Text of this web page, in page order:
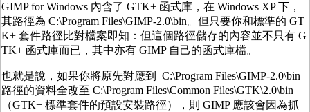
GIMP for Windows 內含了 GTK+ 函式庫，在 Windows XP 下，
其路徑為 C:\Program Files\GIMP-2.0\bin。但只要你和標準的 GT
K+ 套件路徑比對檔案即知：但這個路徑儲存的內容並不只有 G
TK+ 函式庫而已，其中亦有 GIMP 自己的函式庫檔。
也就是說，如果你將原先對應到 C:\Program Files\GIMP-2.0\bin
路徑的資料全改至 C:\Program Files\Common Files\GTK\2.0\bin
（GTK+ 標準套件的預設安裝路徑），則 GIMP 應該會因為抓